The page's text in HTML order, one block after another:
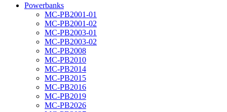
Powerbanks
MC-PB2001-01
MC-PB2001-02
MC-PB2003-01
MC-PB2003-02
MC-PB2008
MC-PB2010
MC-PB2014
MC-PB2015
MC-PB2016
MC-PB2019
MC-PB2026